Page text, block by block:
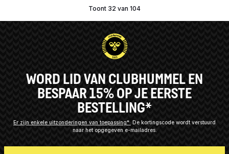
Toont 32 van 104
WORD LID VAN CLUBHUMMEL EN
BESPAAR 15% OP JE EERSTE
BESTELLING*
Er zijn enkele uitzonderingen van toepassing* De kortingscode wordt verstuurd
naar het opgegeven e-mailadres.